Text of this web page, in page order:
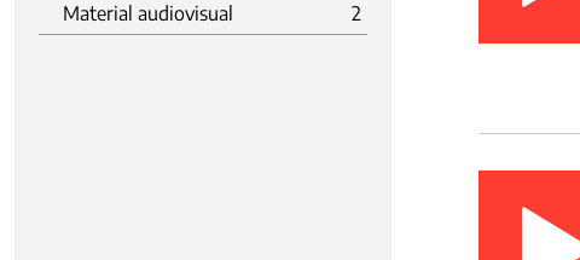
Material audiovisual 2